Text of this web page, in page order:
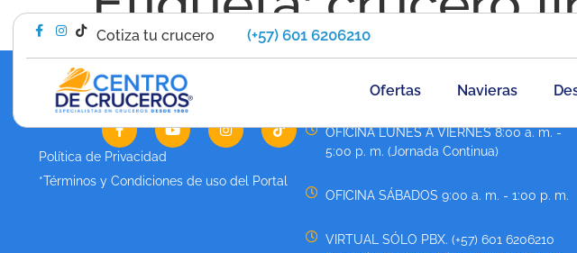
Cotiza tu crucero (+57) 601 6206210
Ofertas Navieras
Política de Privacidad
*Términos y Condiciones de uso del Portal
OFICINA LUNES A VIERNES 8:00 a. m. -
5:00 p. m. (Jornada Continua)
OFICINA SÁBADOS 9:00 a. m. - 1:00 p. m.
VIRTUAL SÓLO PBX. (+57) 601 6206210